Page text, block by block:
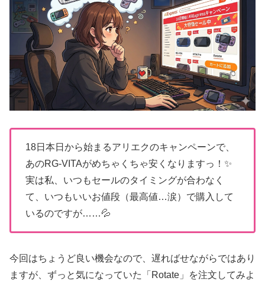
18日本日から始まるアリエクのキャンペーンで、
あのRG-VITAがめちゃくちゃ安くなりますっ！✨
実は私、いつもセールのタイミングが合わなく
て、いつもいいお値段（最高値…涙）で購入して
いるのですが……💦
今回はちょうど良い機会なので、遅ればせながらではあり
ますが、ずっと気になっていた「Rotate」を注文してみよ